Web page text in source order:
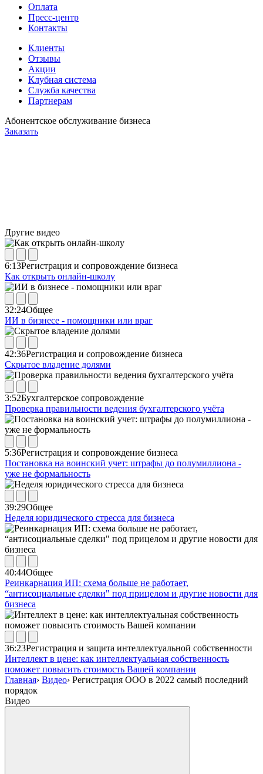
Оплата
Пресс-центр
Контакты
Клиенты
Отзывы
Акции
Клубная система
Служба качества
Партнерам
Абонентское обслуживание бизнеса
Заказать
Другие видео
6:13Регистрация и сопровождение бизнеса
Как открыть онлайн-школу
32:24Общее
ИИ в бизнесе - помощники или враг
42:36Регистрация и сопровождение бизнеса
Скрытое владение долями
3:52Бухгалтерское сопровождение
Проверка правильности ведения бухгалтерского учёта
5:36Регистрация и сопровождение бизнеса
Постановка на воинский учет: штрафы до полумиллиона -
уже не формальность
39:29Общее
Неделя юридического стресса для бизнеса
40:44Общее
Реинкарнация ИП: схема больше не работает,
“антисоциальные сделки" под прицелом и другие новости для
бизнеса
36:23Регистрация и защита интеллектуальной собственности
Интеллект в цене: как интеллектуальная собственность
поможет повысить стоимость Вашей компании
Главная› Видео› Регистрация ООО в 2022 самый последний
порядок
Видео